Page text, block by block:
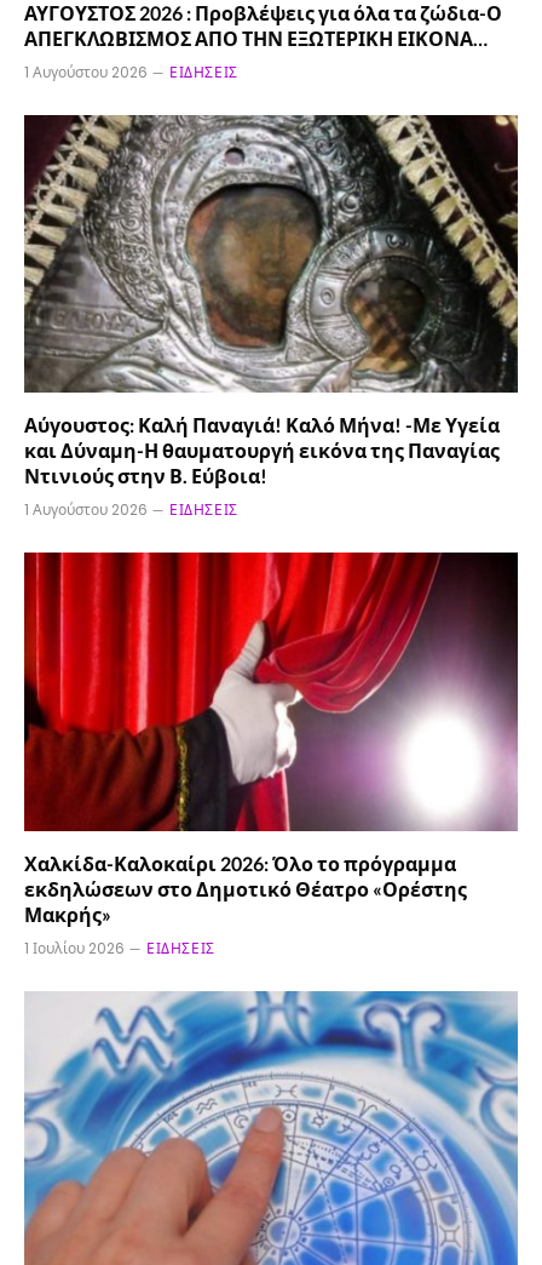
ΑΥΓΟΥΣΤΟΣ 2026 : Προβλέψεις για όλα τα ζώδια-Ο
ΑΠΕΓΚΛΩΒΙΣΜΟΣ ΑΠΟ ΤΗΝ ΕΞΩΤΕΡΙΚΗ ΕΙΚΟΝΑ…
1 Αυγούστου 2026 ΕΙΔΉΣΕΙΣ
Αύγουστος: Καλή Παναγιά! Καλό Μήνα! -Με Υγεία
και Δύναμη-Η θαυματουργή εικόνα της Παναγίας
Ντινιούς στην Β. Εύβοια!
1 Αυγούστου 2026 ΕΙΔΉΣΕΙΣ
Χαλκίδα-Καλοκαίρι 2026: Όλο το πρόγραμμα
εκδηλώσεων στο Δημοτικό Θέατρο «Ορέστης
Μακρής»
1 Ιουλίου 2026 ΕΙΔΉΣΕΙΣ